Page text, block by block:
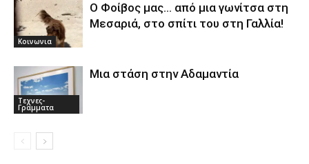
Κοινωνια
Ο Φοίβος μας… από μια γωνίτσα στη
Μεσαριά, στο σπίτι του στη Γαλλία!
Τεχνες-
Γραμματα
Μια στάση στην Αδαμαντία